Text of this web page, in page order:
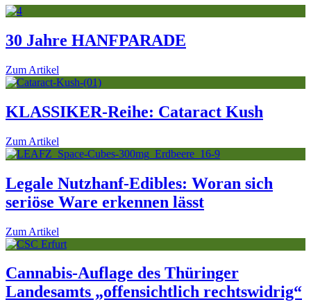
30 Jahre HANFPARADE
Zum Artikel
KLASSIKER-Reihe: Cataract Kush
Zum Artikel
Legale Nutzhanf-Edibles: Woran sich
seriöse Ware erkennen lässt
Zum Artikel
Cannabis-Auflage des Thüringer
Landesamts „offensichtlich rechtswidrig“